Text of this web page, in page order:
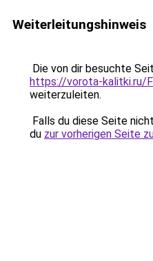
Weiterleitungshinweis
Die von dir besuchte
https://vorota-kalitki.ru/
weiterzuleiten.
Falls du diese Seite
du zur vorherigen Seite